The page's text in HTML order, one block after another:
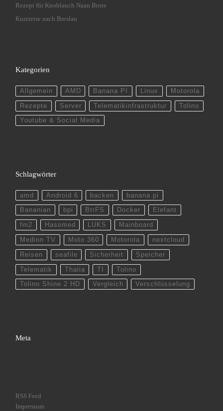
Rezept für Knoblauch Naan Brote
Kurzreise nach Breslau
Kategorien
Allgemein AMD Banana PI Linux Motorola
Rezepte Server Telematikinfrastruktur Tolino
Youtube & Social Media
Schlagwörter
amd Android 6 backen banana pi
Bananian bpi BtrFS Docker Elefant
fm2 Hasomed LUKS Mainboard
Medion TV Moto 360 Motorola nextcloud
Reisen seafile Sicherheit Speicher
Telematik Thalia TI Tolino
Tolino Shine 2 HD Vergleich Verschlüsselung
Meta
RSS Feed
Impressum